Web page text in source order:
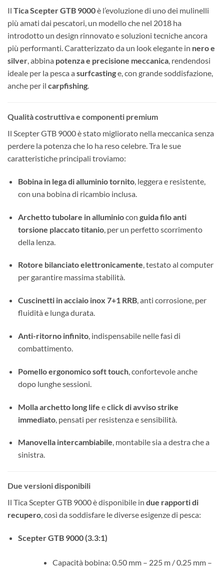
Il Tica Scepter GTB 9000è l’evoluzione di uno dei mulinelli
più amati dai pescatori, un modello che nel 2018 ha
introdotto un design rinnovato e soluzioni tecniche ancora
più performanti. Caratterizzato da un look elegante in nero e
silver, abbina potenza e precisione meccanica, rendendosi
ideale per la pesca a surfcastinge, con grande soddisfazione,
anche per il carpfishing.
Qualità costruttiva e componenti premium
Il Scepter GTB 9000 è stato migliorato nella meccanica senza
perdere la potenza che lo ha reso celebre. Tra le sue
caratteristiche principali troviamo:
Bobina in lega di alluminio tornito, leggera e resistente,
con una bobina di ricambio inclusa.
Archetto tubolare in alluminiocon guida filo anti
torsione placcato titanio, per un perfetto scorrimento
della lenza.
Rotore bilanciato elettronicamente, testato al computer
per garantire massima stabilità.
Cuscinetti in acciaio inox 7+1 RRB, anti corrosione, per
fluidità e lunga durata.
Anti-ritorno infinito, indispensabile nelle fasi di
combattimento.
Pomello ergonomico soft touch, confortevole anche
dopo lunghe sessioni.
Molla archetto long life eclick di avviso strike
immediato, pensati per resistenza e sensibilità.
Manovella intercambiabile, montabile sia a destra che a
sinistra.
Due versioni disponibili
Il Tica Scepter GTB 9000 è disponibile in due rapporti di
recupero, così da soddisfare le diverse esigenze di pesca:
Scepter GTB 9000 (3.3:1)
Capacità bobina: 0.50 mm – 225 m / 0.25 mm –